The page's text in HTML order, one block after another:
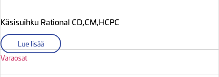
Käsisuihku Rational CD,CM,HCPC
Lue lisää
Varaosat